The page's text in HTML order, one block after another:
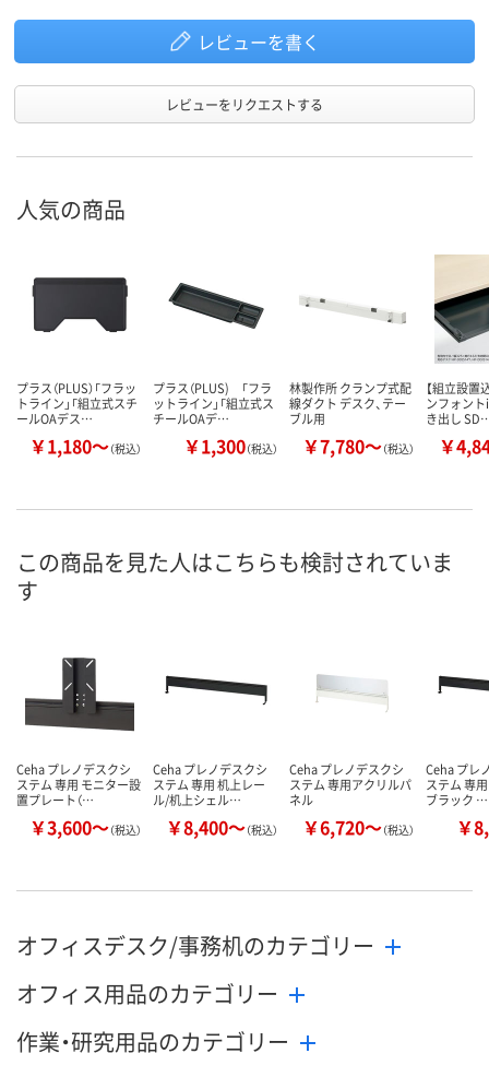
レビューを書く
レビューをリクエストする
人気の商品
プラス（PLUS）「フラッ
トライン」「組立式スチ
ールOAデス…
￥1,180～（税込）
プラス（PLUS) 「フラ
ットライン」「組立式ス
チールOAデ…
￥1,300（税込）
林製作所 クランプ式配
線ダクト デスク、テー
ブル用
￥7,780～（税込）
【組立設置
ンフォン
き出し
￥
この商品を見た人はこちらも検討されていま
す
Ceha プレノデスクシ
ステム 専用 モニター設
置プレート（…
￥3,600～（税込）
Ceha プレノデスクシ
ステム 専用 机上レー
ル/机上シェル…
￥8,400～（税込）
Ceha プレノデスクシ
ステム 専用アクリルパ
ネル
￥6,720～（税込）
Ceha プレ
ステム 専
ブラック …
￥
オフィスデスク/事務机のカテゴリー
オフィス用品のカテゴリー
作業・研究用品のカテゴリー